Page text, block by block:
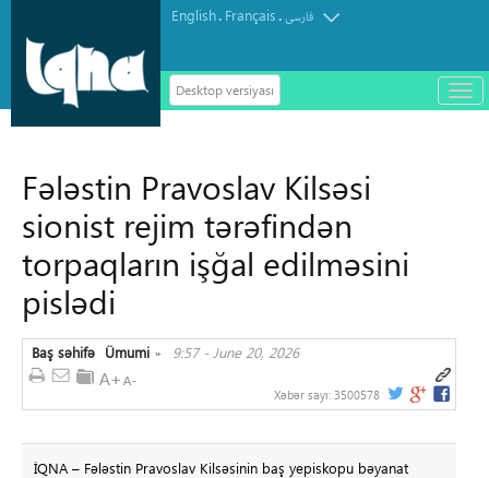
English. Français.فارسی
Desktop versiyası
باز
و
Fələstin Pravoslav Kilsəsi
sionist rejim tərəfindən
torpaqların işğal edilməsini
pislədi
Baş səhifə »
Ümumi 9:57 - June 20, 2026
Xəbər sayı: 3500578
İQNA – Fələstin Pravoslav Kilsəsinin baş yepiskopu bəyanat